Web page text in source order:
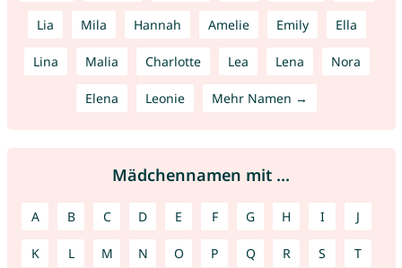
Lia Mila Hannah Amelie Emily Ella
Lina Malia Charlotte Lea Lena Nora
Elena Leonie Mehr Namen →
Mädchennamen mit ...
A B C D E F G H I J
K L M N O P Q R S T